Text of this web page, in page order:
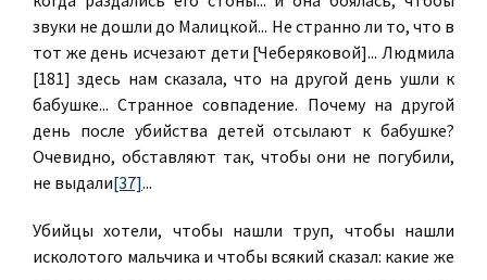
звуки не дошли до Малицкой... Не странно ли то, что в
тот же день исчезают дети [Чеберяковой]... Людмила
[181] здесь нам сказала, что на другой день ушли к
бабушке... Странное совпадение. Почему на другой
день после убийства детей отсылают к бабушке?
Очевидно, обставляют так, чтобы они не погубили,
не выдали[37]...
Убийцы хотели, чтобы нашли труп, чтобы нашли
исколотого мальчика и чтобы всякий сказал: какие же